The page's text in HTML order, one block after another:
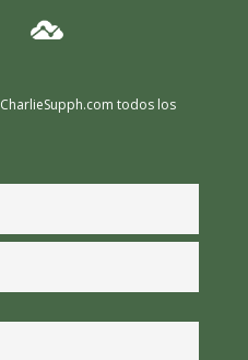
CharlieSupph.com todos los